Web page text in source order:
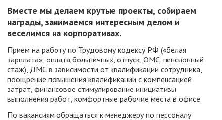
Вместе мы делаем крутые проекты, собираем
награды, занимаемся интересным делом и
веселимся на корпоративах.
Прием на работу по Трудовому кодексу РФ («белая
зарплата», оплата больничных, отпуск, ОМС, пенсионный
стаж), ДМС в зависимости от квалификации сотрудника,
поощрение повышения квалификации с компенсацией
затрат, финансовое стимулирование инициативы
выполнения работ, комфортные рабочие места в офисе.
По вакансиям обращаться к менеджеру по персоналу